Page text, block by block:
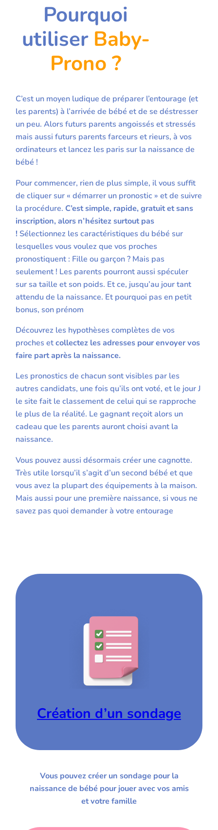
Pourquoi
utiliser Baby-
Prono ?
C’est un moyen ludique de préparer l’entourage (et
les parents) à l’arrivée de bébé et de se déstresser
un peu. Alors futurs parents angoissés et stressés
mais aussi futurs parents farceurs et rieurs, à vos
ordinateurs et lancez les paris sur la naissance de
bébé !
Pour commencer, rien de plus simple, il vous suffit
de cliquer sur « démarrer un pronostic » et de suivre
la procédure. C’est simple, rapide, gratuit et sans
inscription, alors n’hésitez surtout pas
! Sélectionnez les caractéristiques du bébé sur
lesquelles vous voulez que vos proches
pronostiquent : Fille ou garçon ? Mais pas
seulement ! Les parents pourront aussi spéculer
sur sa taille et son poids. Et ce, jusqu’au jour tant
attendu de la naissance. Et pourquoi pas en petit
bonus, son prénom
Découvrez les hypothèses complètes de vos
proches etcollectez les adresses pour envoyer vos
faire part après la naissance.
Les pronostics de chacun sont visibles par les
autres candidats, une fois qu’ils ont voté, et le jour J
le site fait le classement de celui qui se rapproche
le plus de la réalité. Le gagnant reçoit alors un
cadeau que les parents auront choisi avant la
naissance.
Vous pouvez aussi désormais créer une cagnotte.
Très utile lorsqu’il s’agit d’un second bébé et que
vous avez la plupart des équipements à la maison.
Mais aussi pour une première naissance, si vous ne
savez pas quoi demander à votre entourage
Création d’un sondage
Vous pouvez créer un sondage pour la
naissance de bébé pour jouer avec vos amis
et votre famille